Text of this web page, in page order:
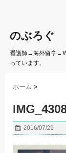
のぶろぐ
看護師→海外留学
っています。
ホーム >
2016/07/29